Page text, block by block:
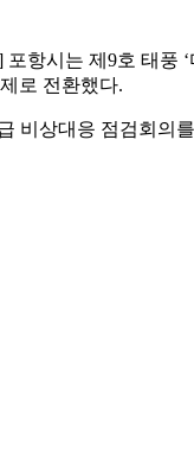
항시는 제9호 태풍
로 전환했다.
비상대응 점검회